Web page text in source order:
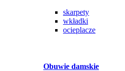
skarpety
wkładki
ocieplacze
Obuwie damskie